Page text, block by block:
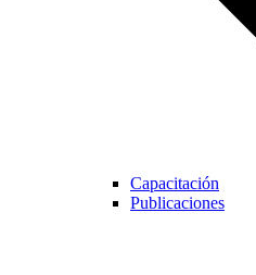
Capacitación
Publicaciones